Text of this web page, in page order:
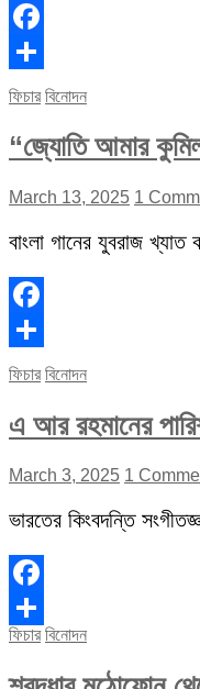
Facebook
Share
ফিচার বিনোদন
“জ্যোতি আমার
March 13, 2025 1
বাংলা গানের যুবরাজ
Facebook
Share
ফিচার বিনোদন
এ আর রহমানের
March 3, 2025 1
ভারতের কিংবদন্তি
Facebook
Share
ফিচার বিনোদন